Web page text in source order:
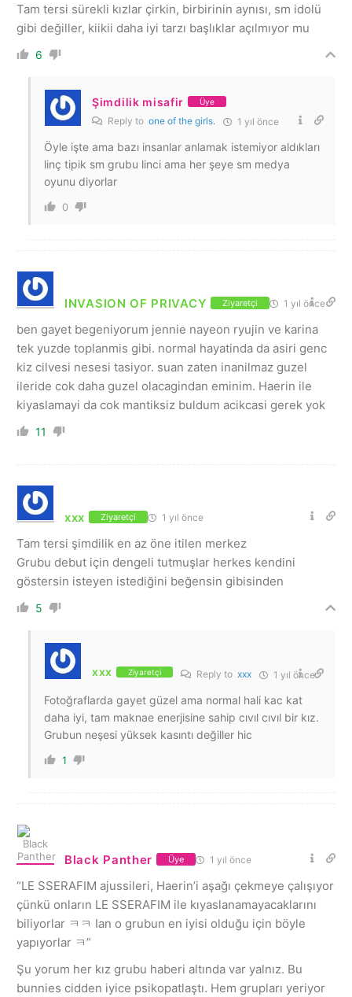
Tam tersi sürekli kızlar çirkin, birbirinin aynısı, sm idolü
gibi değiller, kiikii daha iyi tarzı başlıklar açılmıyor mu
6
Şimdilik misafir Üye
Reply to one of the girls. 1 yıl önce
Öyle işte ama bazı insanlar anlamak istemiyor aldıkları
linç tipik sm grubu linci ama her şeye sm medya
oyunu diyorlar
0
INVASION OF PRIVACY Ziyaretçi 1 yıl önce
ben gayet begeniyorum jennie nayeon ryujin ve karina
tek yuzde toplanmis gibi. normal hayatinda da asiri genc
kiz cilvesi nesesi tasiyor. suan zaten inanilmaz guzel
ileride cok daha guzel olacagindan eminim. Haerin ile
kiyaslamayi da cok mantiksiz buldum acikcasi gerek yok
11
xxx Ziyaretçi 1 yıl önce
Tam tersi şimdilik en az öne itilen merkez
Grubu debut için dengeli tutmuşlar herkes kendini
göstersin isteyen istediğini beğensin gibisinden
5
xxx Ziyaretçi Reply toxxx 1 yıl önce
Fotoğraflarda gayet güzel ama normal hali kac kat
daha iyi, tam maknae enerjisine sahip cıvıl cıvıl bir kız.
Grubun neşesi yüksek kasıntı değiller hic
1
Black Panther Üye 1 yıl önce
“LE SSERAFIM ajussileri, Haerin’i aşağı çekmeye çalışıyor
çünkü onların LE SSERAFIM ile kıyaslanamayacaklarını
biliyorlar ㅋㅋ Ian o grubun en iyisi olduğu için böyle
yapıyorlar ㅋ”
Şu yorum her kız grubu haberi altında var yalnız. Bu
bunnies cidden iyice psikopatlaştı. Hem grupları yeriyor